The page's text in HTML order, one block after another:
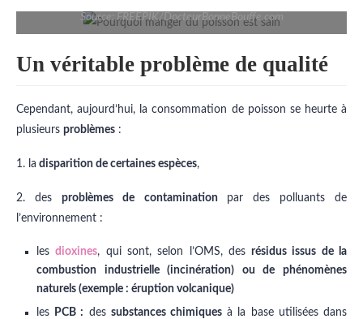
Source: FREEPIK/DocteurBonneBouffe.com
Un véritable problème de qualité
Cependant, aujourd’hui, la consommation de poisson se heurte à
plusieurs problèmes :
1. la disparition de certaines espèces,
2. desproblèmes de contamination par des polluants de
l’environnement :
lesdioxines, qui sont, selon l’OMS, desrésidus issus de la
combustion industrielle (incinération) ou de phénomènes
naturels (exemple : éruption volcanique)
les PCB : des substances chimiques à la base utilisées dans